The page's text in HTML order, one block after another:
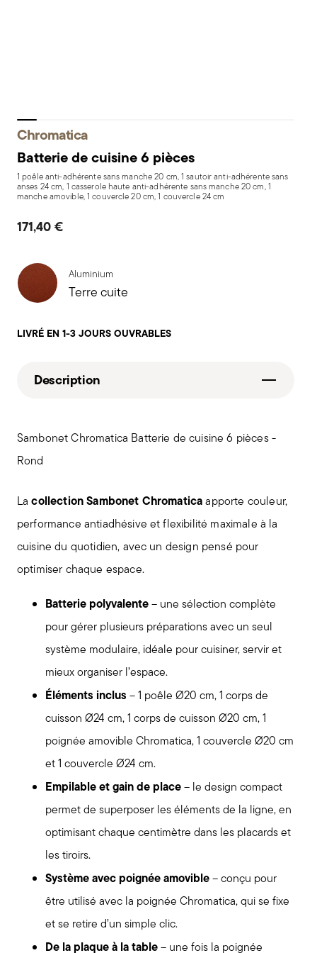
Chromatica
Batterie de cuisine 6 pièces
1 poêle anti-adhérente sans manche 20 cm, 1 sautoir anti-adhérente sans
anses 24 cm, 1 casserole haute anti-adhérente sans manche 20 cm, 1
manche amovible, 1 couvercle 20 cm, 1 couvercle 24 cm
171,40 €
Aluminium
Terre cuite
LIVRÉ EN 1-3 JOURS OUVRABLES
Description
Sambonet Chromatica Batterie de cuisine 6 pièces -
Rond
Lacollection Sambonet Chromaticaapporte couleur,
performance antiadhésive et flexibilité maximale à la
cuisine du quotidien, avec un design pensé pour
optimiser chaque espace.
Batterie polyvalente– une sélection complète
pour gérer plusieurs préparations avec un seul
système modulaire, idéale pour cuisiner, servir et
mieux organiser l’espace.
Éléments inclus – 1 poêle Ø20 cm, 1 corps de
cuisson Ø24 cm, 1 corps de cuisson Ø20 cm, 1
poignée amovible Chromatica, 1 couvercle Ø20 cm
et 1 couvercle Ø24 cm.
Empilable et gain de place– le design compact
permet de superposer les éléments de la ligne, en
optimisant chaque centimètre dans les placards et
les tiroirs.
Système avec poignée amovible– conçu pour
être utilisé avec la poignée Chromatica, qui se fixe
et se retire d’un simple clic.
De la plaque à la table– une fois la poignée